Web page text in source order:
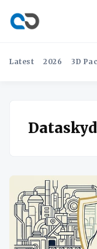
Latest 2026 3D